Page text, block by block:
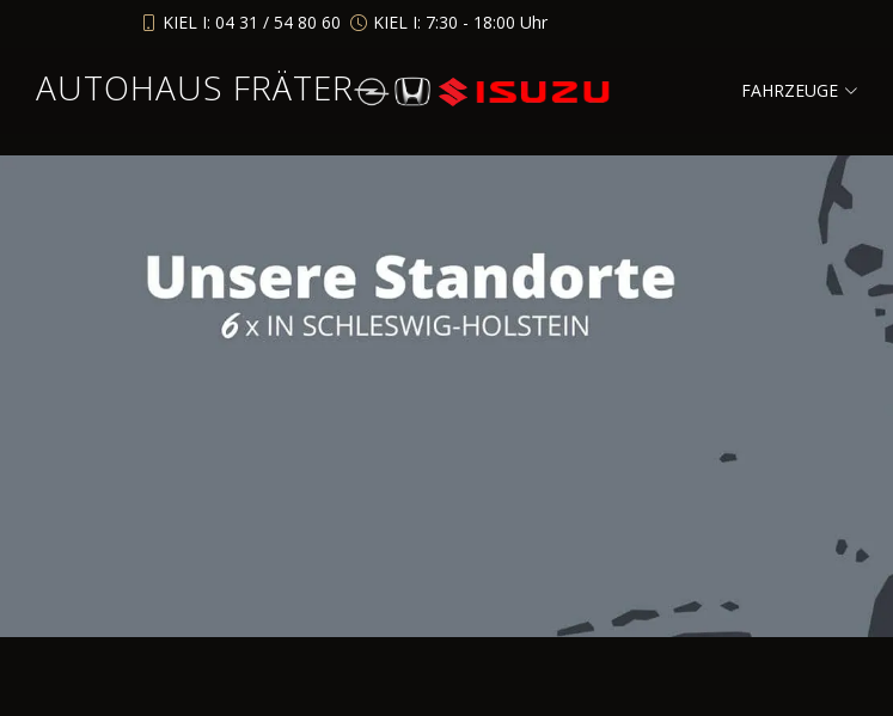
KIEL I: 04 31 / 54 80 60 KIEL I: 7:30 - 18:00 Uhr
AUTOHAUS FRÄTER FAHRZEUGE